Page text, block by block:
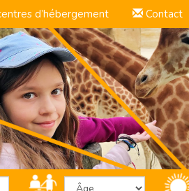
d’hébergement Contact